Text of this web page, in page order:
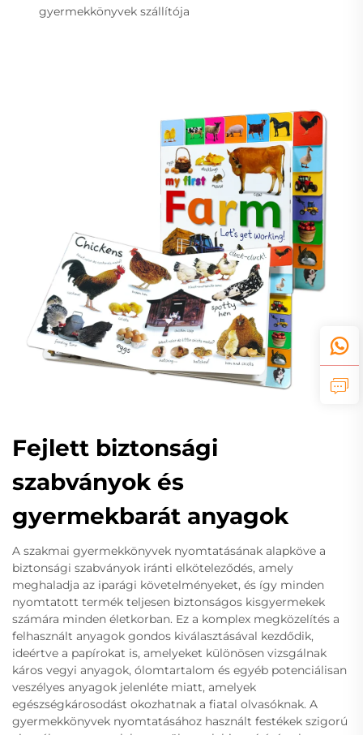
gyermekkönyvek szállítója
Fejlett biztonsági
szabványok és
gyermekbarát anyagok
A szakmai gyermekkönyvek nyomtatásának alapköve a
biztonsági szabványok iránti elköteleződés, amely
meghaladja az iparági követelményeket, és így minden
nyomtatott termék teljesen biztonságos kisgyermekek
számára minden életkorban. Ez a komplex megközelítés a
felhasznált anyagok gondos kiválasztásával kezdődik,
ideértve a papírokat is, amelyeket különösen vizsgálnak
káros vegyi anyagok, ólomtartalom és egyéb potenciálisan
veszélyes anyagok jelenléte miatt, amelyek
egészségkárosodást okozhatnak a fiatal olvasóknak. A
gyermekkönyvek nyomtatásához használt festékek szigorú